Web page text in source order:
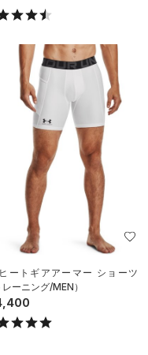
ートギアアーマー ショーツ
レーニング/MEN）